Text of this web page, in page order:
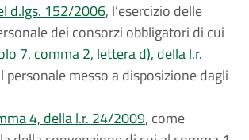
d.lgs. 152/2006, l’esercizio delle
dei consorzi obbligatori di cui
7, comma 2, lettera d), della l.r.
messo a disposizione dagli
4, della l.r. 24/2009, come